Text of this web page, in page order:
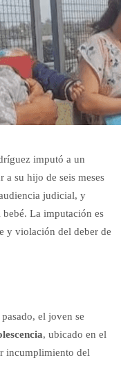
imputó a un
a su hijo de seis meses
judicial, y
La imputación es
y violación del deber de
el joven se
, ubicado en el
incumplimiento del